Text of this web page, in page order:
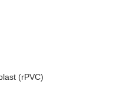
(rPVC)